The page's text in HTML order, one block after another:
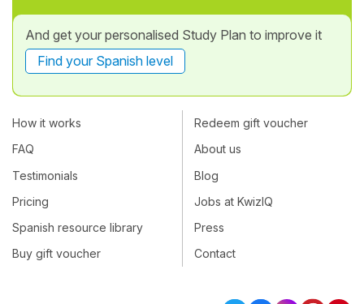
And get your personalised Study Plan to improve it
Find your Spanish level
How it works
FAQ
Testimonials
Pricing
Spanish resource library
Buy gift voucher
Redeem gift voucher
About us
Blog
Jobs at KwizIQ
Press
Contact